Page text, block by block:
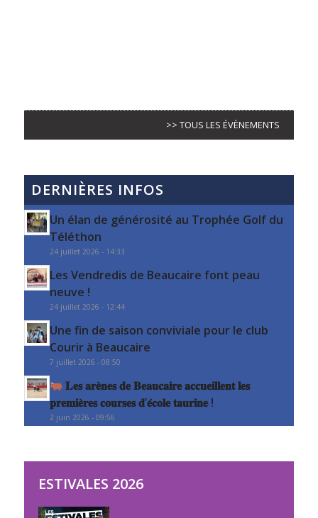
>> TOUS LES ÉVÈNEMENTS
DERNIÈRES INFOS
Un élan de générosité au Trophée Golf du
Téléthon
24 juillet 2026 - 14:33
Les Vendredis de Beaucaire font peau
neuve !
24 juillet 2026 - 12:44
Une fin de saison conviviale pour le club
Courir à Beaucaire
7 juillet 2026 - 08:50
𝐋𝐞𝐬 𝐚𝐫𝐞̀𝐧𝐞𝐬 𝐝𝐞 𝐁𝐞𝐚𝐮𝐜𝐚𝐢𝐫𝐞 𝐚𝐜𝐜𝐮𝐞𝐢𝐥𝐥𝐞𝐧𝐭 𝐥𝐞𝐬
𝐩𝐫𝐞𝐦𝐢𝐞̀𝐫𝐞𝐬 𝐜𝐨𝐮𝐫𝐬𝐞𝐬 𝐝’𝐞́𝐜𝐨𝐥𝐞 𝐭𝐚𝐮𝐫𝐢𝐧𝐞 !
2 juin 2026 - 09:56
ESTIVALES 2026